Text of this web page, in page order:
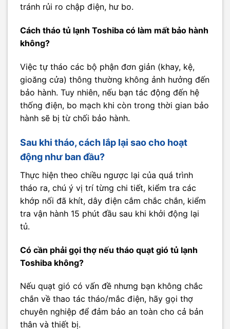
tránh rủi ro chập điện, hư bo.
Cách tháo tủ lạnh Toshiba có làm mất bảo hành
không?
Việc tự tháo các bộ phận đơn giản (khay, kệ,
gioăng cửa) thông thường không ảnh hưởng đến
bảo hành. Tuy nhiên, nếu bạn tác động đến hệ
thống điện, bo mạch khi còn trong thời gian bảo
hành sẽ bị từ chối bảo hành.
Sau khi tháo, cách lắp lại sao cho hoạt
động như ban đầu?
Thực hiện theo chiều ngược lại của quá trình
tháo ra, chú ý vị trí từng chi tiết, kiểm tra các
khớp nối đã khít, dây điện cắm chắc chắn, kiểm
tra vận hành 15 phút đầu sau khi khởi động lại
tủ.
Có cần phải gọi thợ nếu tháo quạt gió tủ lạnh
Toshiba không?
Nếu quạt gió có vấn đề nhưng bạn không chắc
chắn về thao tác tháo/mắc điện, hãy gọi thợ
chuyên nghiệp để đảm bảo an toàn cho cả bản
thân và thiết bị.